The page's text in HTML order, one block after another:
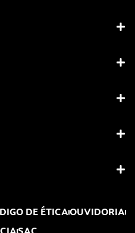
DE ÉTICAOUVIDORIA